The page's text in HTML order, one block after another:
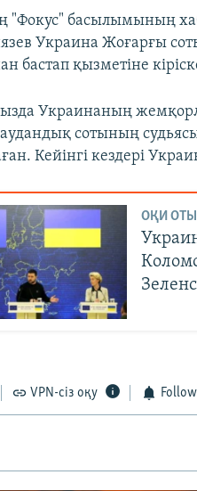
"Фокус" басылымының
Украина Жоғарғы
бастап қызметіне
Украинаның
сотының
Кейінгі кездері
ОҚИ
VPN-сіз оқу